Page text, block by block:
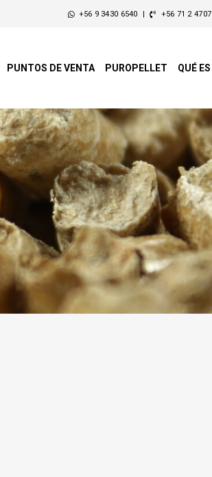
+56 9 3430 6540 | +56 71 2
PUNTOS DE VENTA PUROPELLET QUÉ